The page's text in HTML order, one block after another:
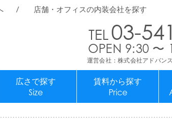
店舗・オフィスの内装会社を探す
広さで探す
Size
賃料から探す
Price
03-
OPEN 9:30 〜
運営会社：株式会社アドバン